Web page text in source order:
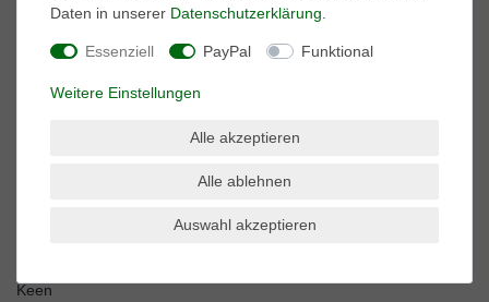
BK British-Knights
Caprice
Keen
Daten in unserer Daten­schutz­erklärung
Essenziell PayPal Funktional
Weitere Einstellungen
Alle akzeptieren
Alle ablehnen
Auswahl akzeptieren